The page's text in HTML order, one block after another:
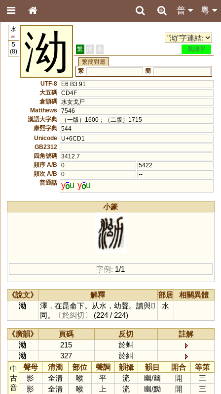
粵
普
水
85
5
(8)
泑 繁 簡 港
異讀字
繁簡對應
繁
簡
UTF-8
E6 B3 91
大五碼 CD4F
倉頡碼 水女戈尸
Matthews
7546
漢語大字典
（一版）1600；（二版）1715
康熙字典 544
Unicode
U+6CD1
GB2312
四角號碼 3412.7
頻序 A/B
0
5422
頻次 A/B
0
--
普通話 y u y u
小篆
字例: 1/1
《說文》 解釋 部居
相關異體
泑
澤，在昆侖下。从水，幼聲。讀與𣢜
同。
〔於糾切〕 (224 / 224)
水
《廣韻》 頁碼 反切
註解
泑
215
於虯
泑
327
於糾
中
古
音
聲母 清濁 部位 聲調 韻攝 韻目 開合
等第
影
全清 喉 平 流 幽/幽 開
三
影
全清 喉 上 流 幽/黝 開 三